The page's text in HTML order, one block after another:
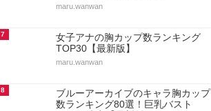
maru.wanwan
7
女子アナの胸カップ数ランキング
TOP30【最新版】
maru.wanwan
8
ブルーアーカイブのキャラ胸カップ
数ランキング80選！巨乳バスト